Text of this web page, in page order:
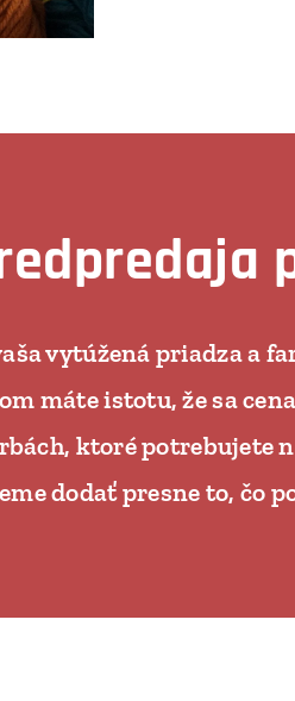
vytúžená priadza a
máte istotu, že sa
ktoré potrebujete
dodať presne to, čo